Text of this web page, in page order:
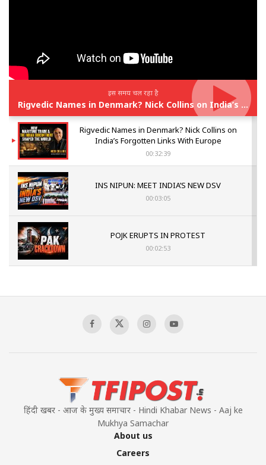
इस समय चल रहा है
Rigvedic Names in Denmark? Nick Collins on India’s Forgotten Links With Europe
Rigvedic Names in Denmark? Nick Collins on
India’s Forgotten Links With Europe
00:32:39
INS NIPUN: MEET INDIA’S NEW DSV
00:03:05
POJK ERUPTS IN PROTEST
00:02:53
Sagar
हिंदी खबर - आज के मुख्य समाचार - Hindi Khabar News - Aaj ke
Mukhya Samachar
About us
Careers